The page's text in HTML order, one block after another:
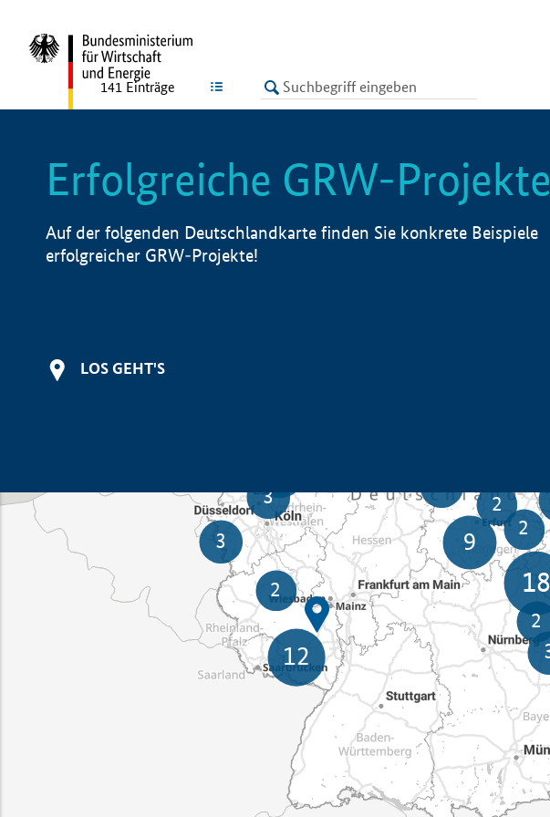
LISTE
141 Einträge
Erfolgreiche GRW-Projekte
Auf der folgenden Deutschlandkarte finden Sie konkrete Beispiele
erfolgreicher GRW-Projekte!
LOS GEHT'S